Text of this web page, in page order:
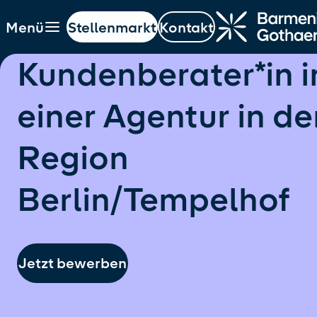
springen
springen
Menü
Hauptnavigation öffnen
StellenmarktKontakt
Kundenberater*in
einer Agentur in
Region
Berlin/Tempelhof
Jetzt bewerben